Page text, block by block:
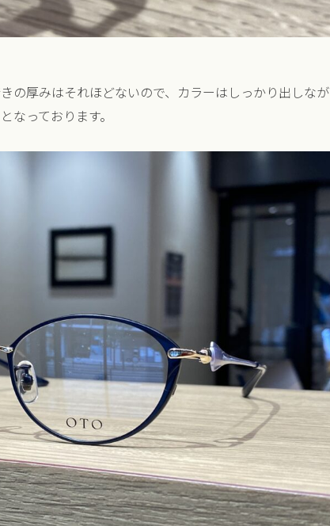
の厚みはそれほどないので、カラーはしっかり出しなが
なっております。